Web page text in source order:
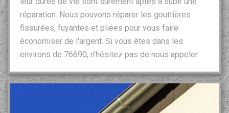
réparation. Nous pouvons réparer les gouttières
fissurées, fuyantes et pliées pour vous faire
économiser de l'argent. Si vous êtes dans les
environs de 76690, n’hésitez pas de nous appeler.